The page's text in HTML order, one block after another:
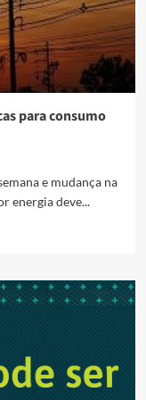
para consumo
e mudança na
energia deve...